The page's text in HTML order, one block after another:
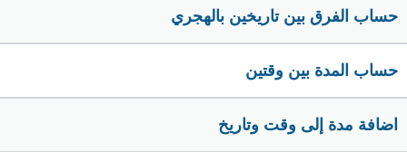
حساب الفرق بين تاريخين بالهجري
حساب المدة بين وقتين
اضافة مدة إلى وقت وتاريخ